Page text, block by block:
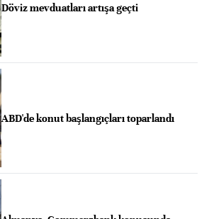
Döviz mevduatları artışa geçti
ABD'de konut başlangıçları toparlandı